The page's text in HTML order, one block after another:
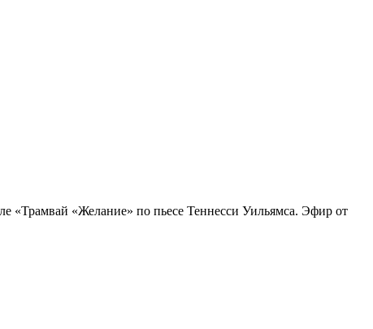
«Трамвай «Желание» по пьесе Теннесси Уильямса. Эфир от